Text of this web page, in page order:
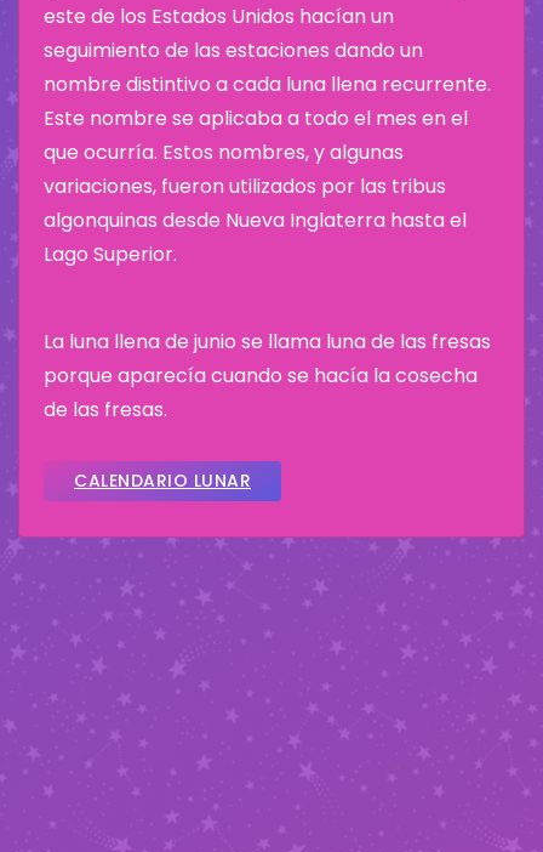
este de los Estados Unidos hacían un
seguimiento de las estaciones dando un
nombre distintivo a cada luna llena recurrente.
Este nombre se aplicaba a todo el mes en el
que ocurría. Estos nombres, y algunas
variaciones, fueron utilizados por las tribus
algonquinas desde Nueva Inglaterra hasta el
Lago Superior.
La luna llena de junio se llama luna de las fresas
porque aparecía cuando se hacía la cosecha
de las fresas.
CALENDARIO LUNAR